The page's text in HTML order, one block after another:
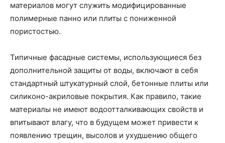
материалов могут служить модифицированные
полимерные панно или плиты с пониженной
пористостью.
Типичные фасадные системы, использующиеся без
дополнительной защиты от воды, включают в себя
стандартный штукатурный слой, бетонные плиты или
силиконо-акриловые покрытия. Как правило, такие
материалы не имеют водоотталкивающих свойств и
впитывают влагу, что в будущем может привести к
появлению трещин, высолов и ухудшению общего